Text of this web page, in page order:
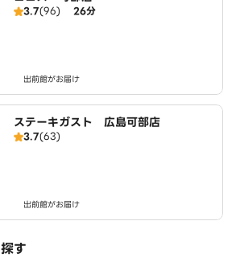
3.7(96) 26分
出前館がお届け
ステーキガスト 広島可部店
3.7(63)
出前館がお届け
す